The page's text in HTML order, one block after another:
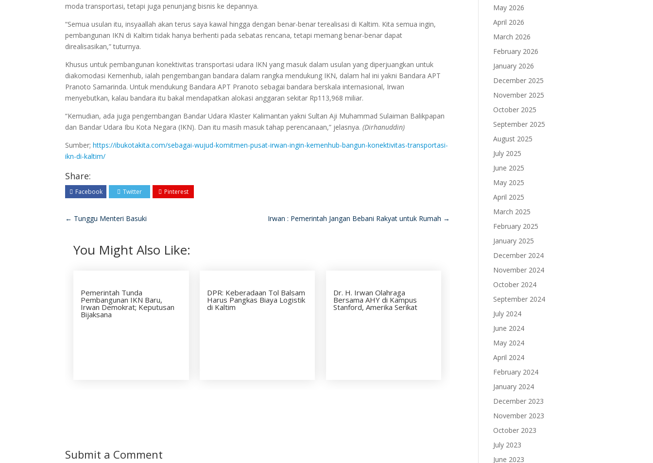
moda transportasi, tetapi juga penunjang bisnis ke depannya.
“Semua usulan itu, insyaallah akan terus saya kawal hingga dengan benar-benar terealisasi di Kaltim. Kita semua ingin,
pembangunan IKN di Kaltim tidak hanya berhenti pada sebatas rencana, tetapi memang benar-benar dapat
direalisasikan,” tuturnya.
Khusus untuk pembangunan konektivitas transportasi udara IKN yang masuk dalam usulan yang diperjuangkan untuk
diakomodasi Kemenhub, ialah pengembangan bandara dalam rangka mendukung IKN, dalam hal ini yakni Bandara APT
Pranoto Samarinda. Untuk mendukung Bandara APT Pranoto sebagai bandara berskala internasional, Irwan
menyebutkan, kalau bandara itu bakal mendapatkan alokasi anggaran sekitar Rp113,968 miliar.
“Kemudian, ada juga pengembangan Bandar Udara Klaster Kalimantan yakni Sultan Aji Muhammad Sulaiman Balikpapan
dan Bandar Udara Ibu Kota Negara (IKN). Dan itu masih masuk tahap perencanaan,” jelasnya. (Dirhanuddin)
Sumber;https://ibukotakita.com/sebagai-wujud-komitmen-pusat-irwan-ingin-kemenhub-bangun-konektivitas-transportasi-
ikn-di-kaltim/
Share:
Facebook Twitter Pinterest
← Tunggu Menteri Basuki Irwan : Pemerintah Jangan Bebani Rakyat untuk Rumah →
You Might Also Like:
Pemerintah Tunda
Pembangunan IKN Baru,
Irwan Demokrat; Keputusan
Bijaksana
DPR: Keberadaan Tol Balsam
Harus Pangkas Biaya Logistik
di Kaltim
Dr. H. Irwan Olahraga
Bersama AHY di Kampus
Stanford, Amerika Serikat
Submit a Comment
May 2026
April 2026
March 2026
February 2026
January 2026
December 2025
November 2025
October 2025
September 2025
August 2025
July 2025
June 2025
May 2025
April 2025
March 2025
February 2025
January 2025
December 2024
November 2024
October 2024
September 2024
July 2024
June 2024
May 2024
April 2024
February 2024
January 2024
December 2023
November 2023
October 2023
July 2023
June 2023